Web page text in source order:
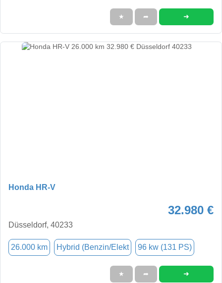
★ ➦ ➜
Honda HR-V
32.980 €
Düsseldorf, 40233
26.000 km Hybrid (Benzin/Elekt 96 kw (131 PS)
★ ➦ ➜